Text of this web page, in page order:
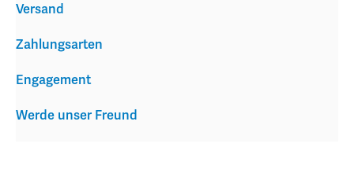
Versand
Zahlungsarten
Engagement
Werde unser Freund